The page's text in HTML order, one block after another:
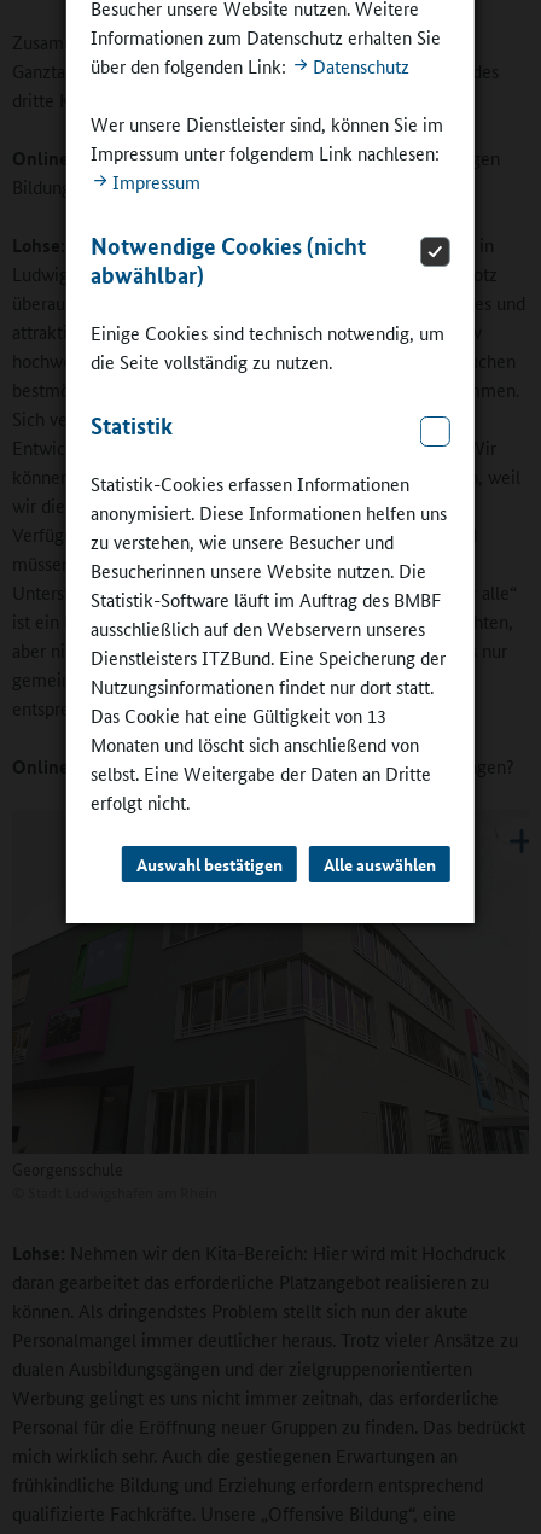
Besucher unsere Website nutzen. Weitere
Informationen zum Datenschutz erhalten Sie
über den folgenden Link:
Datenschutz
Wer unsere Dienstleister sind, können Sie im
Impressum unter folgendem Link nachlesen:
Impressum
Notwendige Cookies (nicht
abwählbar)
Einige Cookies sind technisch notwendig, um
die Seite vollständig zu nutzen.
Statistik
Statistik-Cookies erfassen Informationen
anonymisiert. Diese Informationen helfen uns
zu verstehen, wie unsere Besucher und
Besucherinnen unsere Website nutzen. Die
Statistik-Software läuft im Auftrag des BMBF
ausschließlich auf den Webservern unseres
Dienstleisters ITZBund. Eine Speicherung der
Nutzungsinformationen findet nur dort statt.
Das Cookie hat eine Gültigkeit von 13
Monaten und löscht sich anschließend von
selbst. Eine Weitergabe der Daten an Dritte
erfolgt nicht.
Auswahl bestätigen Alle auswählen
Zusammen erreichen Horte, Betreuende Grundschulen und
Ganztagsschulen in Ludwigshafen derzeit etwas mehr als jedes
dritte Kind in dieser Altersstufe.
Online-Redaktion:Wie zufrieden sind Sie mit der derzeitigen
Bildungs- und Betreuungssituation?
Lohse:
Insgesamt ist die Bildungs- und Betreuungssituation in
Ludwigshafen gut, und ich bin sehr zufrieden, dass es uns trotz
überaus angespannter Haushaltslage gelingt, ein umfassendes und
attraktives Angebot für die Familien, aber auch ein qualitativ
hochwertiges Angebot für die Kinder vorzuhalten. Wir versuchen
bestmöglich den Bedürfnissen der Familien entgegenzukommen.
Sich verändernde Bedarfe erfordern auch zukünftig weitere
Entwicklungen in der Bildungs- und Erziehungslandschaft. Wir
können diesen Bedarfen aber nur schrittweise nachkommen, weil
wir die Angebote in guter Qualität und im Rahmen der zur
Verfügung stehenden Haushaltsmittel umsetzen wollen und
müssen. Hier setzen wir auf das Verständnis und die
Unterstützung unserer Bürgerinnen und Bürger. „Bildung für alle“
ist ein hoher Anspruch, den wir immer besser einlösen möchten,
aber nicht alles auf einmal schaffen können. Das gelingt uns nur
gemeinsam mit den Schulen und in Kooperation mit den
entsprechenden Landesbehörden.
Online-Redaktion:Und wo sehen Sie noch Herausforderungen?
Lohse: Nehmen wir den Kita-Bereich: Hier wird mit Hochdruck
daran gearbeitet das erforderliche Platzangebot realisieren zu
können. Als dringendstes Problem stellt sich nun der akute
Personalmangel immer deutlicher heraus. Trotz vieler Ansätze zu
dualen Ausbildungsgängen und der zielgruppenorientierten
Werbung gelingt es uns nicht immer zeitnah, das erforderliche
Personal für die Eröffnung neuer Gruppen zu finden. Das bedrückt
mich wirklich sehr. Auch die gestiegenen Erwartungen an
frühkindliche Bildung und Erziehung erfordern entsprechend
qualifizierte Fachkräfte. Unsere „Offensive Bildung“, eine